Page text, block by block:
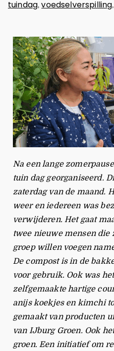
tuindag,voedselverspilling,
Na een lange
tuin dag georganiseerd.
zaterdag van de maand.
weer en iedereen was
verwijderen. Het gaat
twee nieuwe mensen
groep willen voegen
De compost is in de
voor gebruik. Ook was
zelfgemaakte hartige
anijs koekjes en kimchi
gemaakt van producten
van IJburg Groen. Ook
groen. Een initiatief om